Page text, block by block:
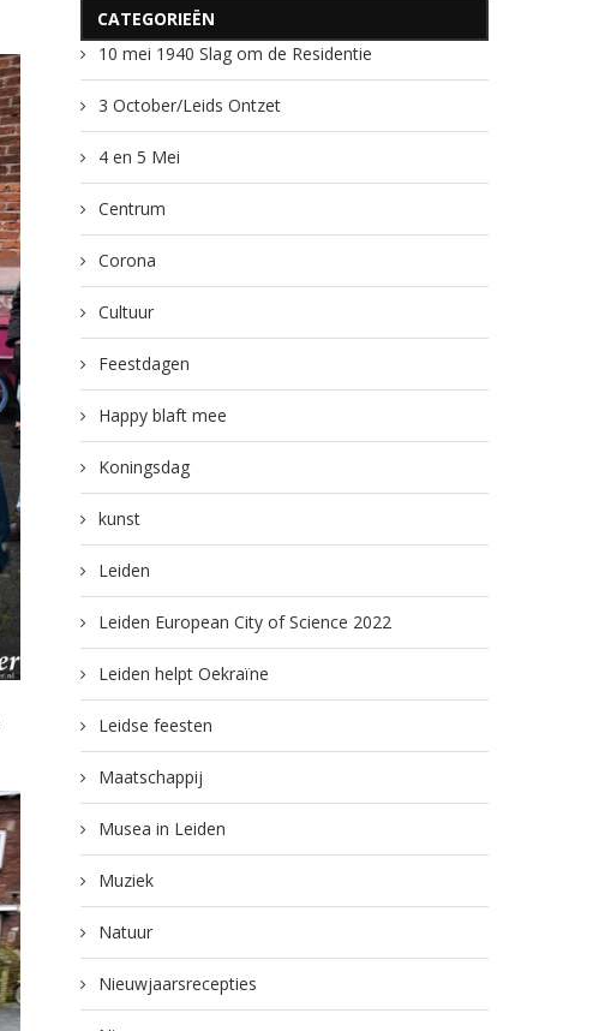
CATEGORIEËN
10 mei 1940 Slag om de Residentie
3 October/Leids Ontzet
4 en 5 Mei
Centrum
Corona
Cultuur
Feestdagen
Happy blaft mee
Koningsdag
kunst
Leiden
Leiden European City of Science 2022
Leiden helpt Oekraïne
Leidse feesten
Maatschappij
Musea in Leiden
Muziek
Natuur
Nieuwjaarsrecepties